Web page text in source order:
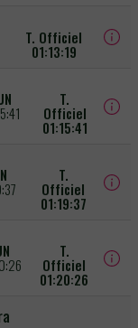
T. Officiel
01:13:19
T.
Officiel
01:15:41
T.
Officiel
01:19:37
T.
Officiel
01:20:26